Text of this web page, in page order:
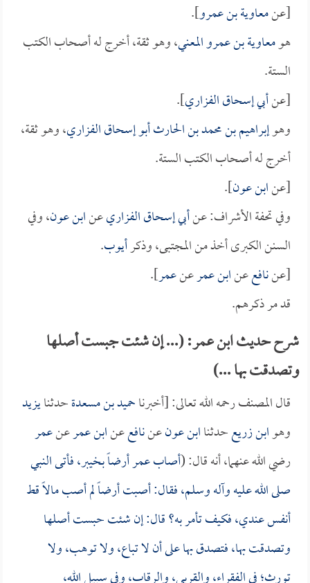
[عنمعاوية بن عمرو].
هومعاوية بن عمرو المعني، وهو ثقة، أخرج له أصحاب الكتب
الستة.
[عنأبي إسحاق الفزاري].
وهوإبراهيم بن محمد بن الحارث أبو إسحاق الفزاري، وهو ثقة،
أخرج له أصحاب الكتب الستة.
[عنابن عون].
وفي تحفة الأشراف: عنأبي إسحاق الفزاريعنابن عون، وفي
السنن الكبرى أخذ من المجتبى، وذكرأيوب.
[عننافععنابن عمرعنعمر].
قد مر ذكرهم.
شرح حديث ابن عمر: (... إن شئت جبست أصلها
وتصدقت بها ...)
قال المصنف رحمه الله تعالى: [أخبرناحميد بن مسعدةحدثنايزيد
وهوابن زريعحدثناابن عونعننافععنابن عمرعنعمر
رضي الله عنهما، أنه قال: (أصابعمرأرضاً بخيبر، فأتى النبي
صلى الله عليه وآله وسلم، فقال: أصبت أرضاً لم أصب مالاً قط
أنفس عندي، فكيف تأمر به؟ قال: إن شئت حبست أصلها
وتصدقت بها، فتصدق بها على أن لا تباع، ولا توهب، ولا